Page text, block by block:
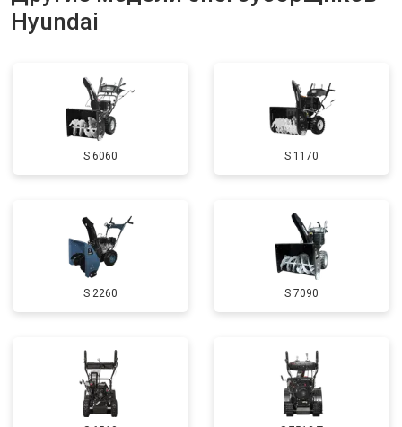
Ремонт редуктора
Замена глушителя Заказать
Замена маховика от 3050 ₽ Заказать
Ремонт электропроводки Заказать
Полное ТО от 4900 ₽ Заказать
Ремонт привода от 3250 ₽
Замена свечей зажигания от 1820 ₽
Демонтаж-монтаж двигателя от 6400 ₽ Заказать
Hyundai
S 6060 S 1170
S 2260 S 7090